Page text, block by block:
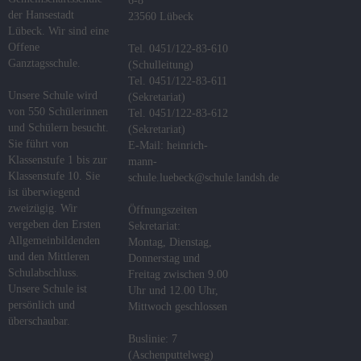
der Hansestadt
Lübeck. Wir sind eine
Offene
Ganztagsschule.
Unsere Schule wird
von 550 Schülerinnen
und Schülern besucht.
Sie führt von
Klassenstufe 1 bis zur
Klassenstufe 10. Sie
ist überwiegend
zweizügig. Wir
vergeben den Ersten
Allgemeinbildenden
und den Mittleren
Schulabschluss.
Unsere Schule ist
persönlich und
überschaubar.
23560 Lübeck
Tel. 0451/122-83-610
(Schulleitung)
Tel. 0451/122-83-611
(Sekretariat)
Tel. 0451/122-83-612
(Sekretariat)
E-Mail: heinrich-
mann-
schule.luebeck@schule.landsh.de
Öffnungszeiten
Sekretariat:
Montag, Dienstag,
Donnerstag und
Freitag zwischen 9.00
Uhr und 12.00 Uhr,
Mittwoch geschlossen
Buslinie: 7
(Aschenputtelweg)
Digitale
Flex-
Klassen
Abschlüsse
Podcast
DaZ-
Zentrum
MINT
Das
Konzept